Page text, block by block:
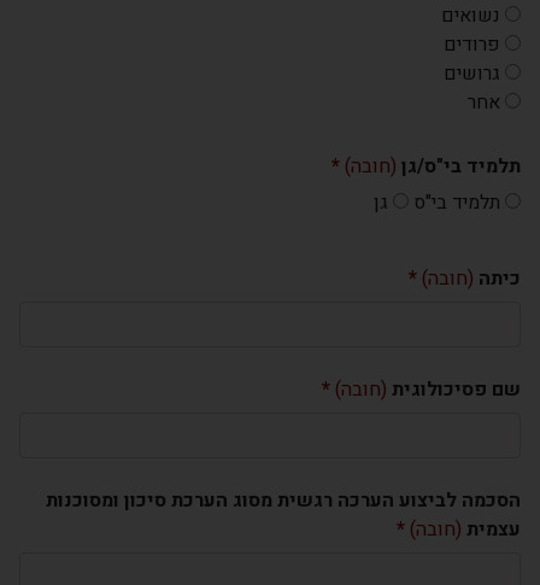
נשואים
פרודים
גרושים
אחרפירוט אפשרות אחרת
תלמיד בי"ס/גן (חובה)
תלמיד בי"ס
גן
כיתה (חובה)
שם פסיכולוגית (חובה)
הסכמה לביצוע הערכה רגשית מסוג הערכת סיכון ומסוכנות
עצמית (חובה)